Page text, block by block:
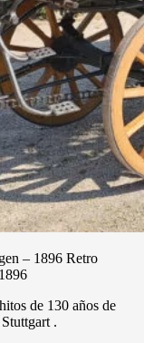
– 1896 Retro
de 130 años de
.